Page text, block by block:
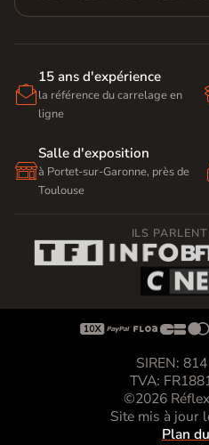

15 ans d'expérience
la référence du carrelage en
ligne

Salle d'exposition
à Portet-sur-Garonne, près de
Toulouse
ILS

SIREN:
TVA:
©2026
Site mis à jour
Plan